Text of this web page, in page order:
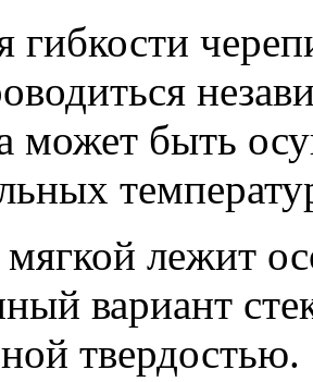
гибкости
может быть
лежит
вариант
твердостью.